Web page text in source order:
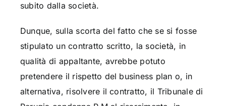
subito dalla società.
Dunque, sulla scorta del fatto che se si fosse
stipulato un contratto scritto, la società, in
qualità di appaltante, avrebbe potuto
pretendere il rispetto del business plan o, in
alternativa, risolvere il contratto, il Tribunale di